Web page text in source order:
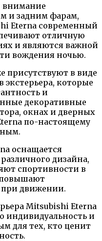
внимание
и задним фарам,
Eterna современный
отличную
и являются важной
вождения ночью.
присутствуют в виде
которые
и
декоративные
окнах и дверных
по-настоящему
оснащается
дизайна,
спортивности в
при движении.
Mitsubishi Eterna
индивидуальность и
для тех, кто ценит